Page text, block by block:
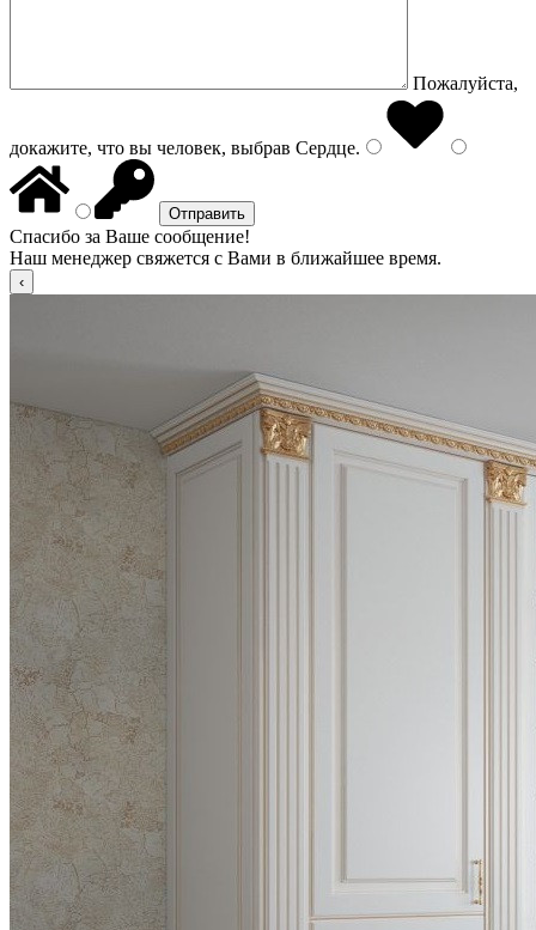
Пожалуйста,
докажите, что вы человек, выбрав Сердце.
Спасибо за Ваше сообщение!
Наш менеджер свяжется с Вами в ближайшее время.